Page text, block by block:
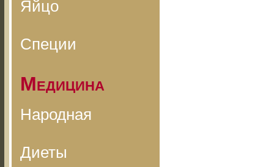
Яйцо
Специи
Медицина
Народная
Диеты